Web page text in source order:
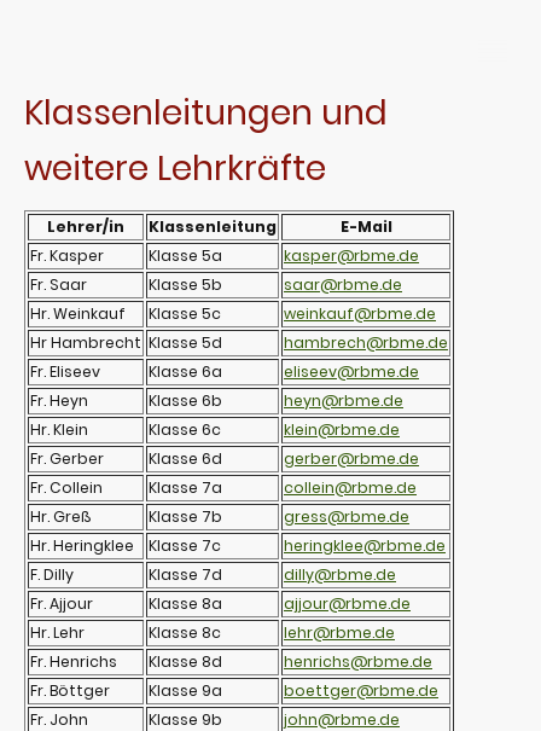
Klassenleitungen und
weitere Lehrkräfte
Lehrer/in Klassenleitung
E-Mail
Fr. Kasper
Klasse 5a
kasper@rbme.de
Fr. Saar
Klasse 5b
saar@rbme.de
Hr. Weinkauf
Klasse 5c
weinkauf@rbme.de
Hr Hambrecht Klasse 5d
hambrech@rbme.de
Fr. Eliseev
Klasse 6a
eliseev@rbme.de
Fr. Heyn
Klasse 6b
heyn@rbme.de
Hr. Klein
Klasse 6c
klein@rbme.de
Fr. Gerber
Klasse 6d
gerber@rbme.de
Fr. Collein
Klasse 7a
collein@rbme.de
Hr. Greß
Klasse 7b
gress@rbme.de
Hr. Heringklee
Klasse 7c
heringklee@rbme.de
F. Dilly
Klasse 7d
dilly@rbme.de
Fr. Ajjour
Klasse 8a
ajjour@rbme.de
Hr. Lehr
Klasse 8c
lehr@rbme.de
Fr. Henrichs
Klasse 8d
henrichs@rbme.de
Fr. Böttger
Klasse 9a
boettger@rbme.de
Fr. John
Klasse 9b
john@rbme.de